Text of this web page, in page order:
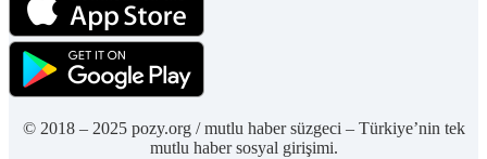
© 2018 – 2025 pozy.org / mutlu haber süzgeci – Türkiye’nin tek
mutlu haber sosyal girişimi.